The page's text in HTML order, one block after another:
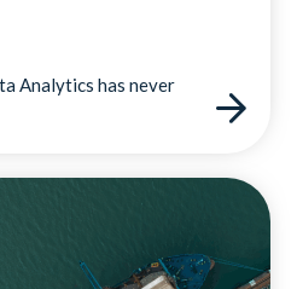
Analytics has never